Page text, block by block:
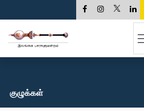
குழுக்கள்